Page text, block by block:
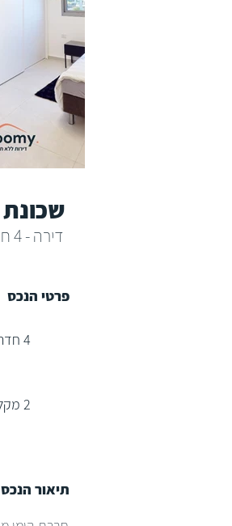
דירה - 4 חדרים - באר יעק - בצמרות המושבה
פרטי הנכס
4 חדרים
2 מקלחות
תיאור הנכס